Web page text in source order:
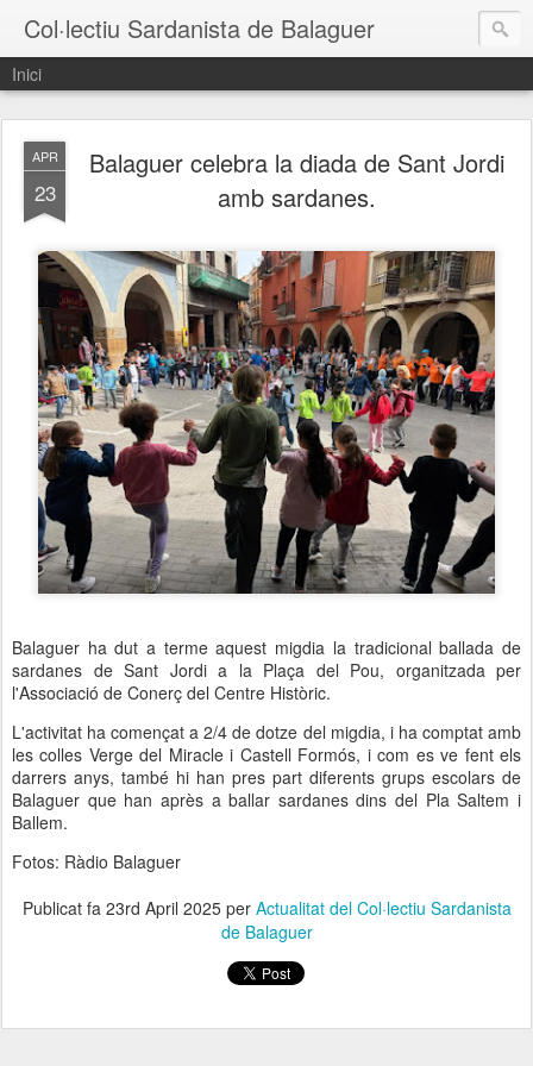
Col·lectiu Sardanista de Balaguer
Inici
APR
23
Balaguer celebra la diada de Sant Jordi
amb sardanes.
Balaguer ha dut a terme aquest migdia la tradicional ballada de
sardanes de Sant Jordi a la Plaça del Pou, organitzada per
l'Associació de Conerç del Centre Històric.
L'activitat ha començat a 2/4 de dotze del migdia, i ha comptat amb
les colles Verge del Miracle i Castell Formós, i com es ve fent els
darrers anys, també hi han pres part diferents grups escolars de
Balaguer que han après a ballar sardanes dins del Pla Saltem i
Ballem.
Fotos: Ràdio Balaguer
Publicat fa 23rd April 2025per Actualitat del Col·lectiu Sardanista
de Balaguer